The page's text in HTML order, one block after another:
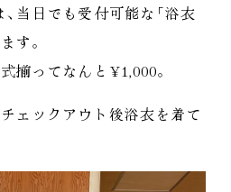
、当日でも受付可能な「浴衣
す。
揃ってなんと¥1,000。
チェックアウト後浴衣を着て